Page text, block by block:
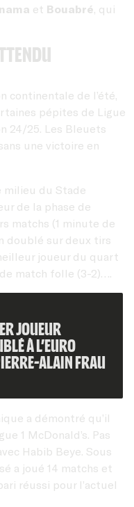
et Bouabré , qui
continentale de l’été,
pépites de Ligue
24/25. Les Bleuets
une victoire en
milieu du Stade
de la phase de
matchs (1 minute de
doublé sur deux tirs
joueur du quart
match folle (3-2)….
joueur
à l’EURO
Alain Frau
a démontré qu’il
1 McDonald’s. Pas
Habib Beye. Sous
a joué 14 matchs et
réussi pour l’actuel